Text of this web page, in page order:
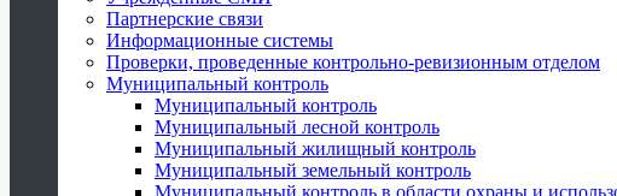
Партнерские связи
Информационные системы
Проверки, проведенные контрольно-ревизионным отделом
Муниципальный контроль
Муниципальный контроль
Муниципальный лесной контроль
Муниципальный жилищный контроль
Муниципальный земельный контроль
Муниципальный контроль в области охраны и